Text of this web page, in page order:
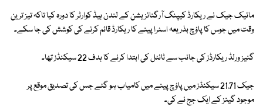
مائیک جیک نے ریکارڈ کیپنگ آرگنائزیشن کے لندن ہیڈ کوارٹر کا دورہ کیا تاکہ تیز ترین
وقت میں جوس کا پاؤچ بذریعہ اسٹرا پینے کا ریکارڈ قائم کرنے کی کوشش کی جا سکے۔
گنیز ورلڈ ریکارڈز کی جانب سے ٹائٹل کی ابتدا کرنے کا ہدف 22 سیکنڈز تھا۔
جیک 21.71 سیکنڈز میں پاؤچ پینے میں کامیاب ہو گئے جس کی تصدیق موقع پر
موجود گینز کے ایک جج نے کی۔